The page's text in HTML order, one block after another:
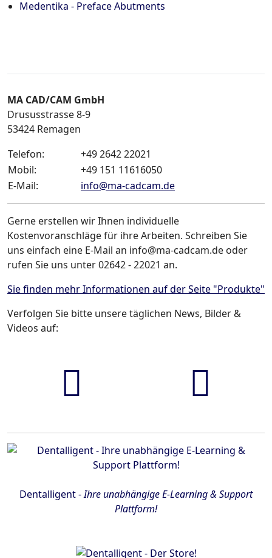
Medentika - Preface Abutments
MA CAD/CAM GmbH
Drususstrasse 8-9
53424 Remagen
Telefon:
+49 2642 22021
Mobil:
+49 151 11616050
E-Mail:
info@ma-cadcam.de
Gerne erstellen wir Ihnen individuelle
Kostenvoranschläge für ihre Arbeiten. Schreiben Sie
uns einfach eine E-Mail an info@ma-cadcam.de oder
rufen Sie uns unter 02642 - 22021 an.
Sie finden mehr Informationen auf der Seite "Produkte"
Verfolgen Sie bitte unsere täglichen News, Bilder &
Videos auf:
Dentalligent -Ihre unabhängige E-Learning & Support
Plattform!